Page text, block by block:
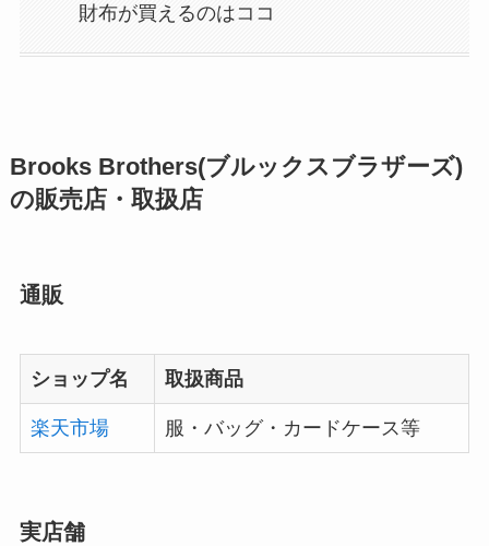
財布が買えるのはココ
Brooks Brothers(ブルックスブラザーズ)
の販売店・取扱店
通販
ショップ名 取扱商品
楽天市場 服・バッグ・カードケース等
実店舗